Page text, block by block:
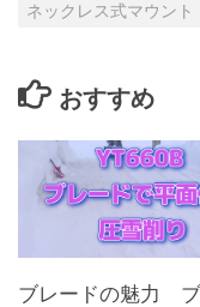
ネックレス式マウント
おすすめ
ブレードの魅力